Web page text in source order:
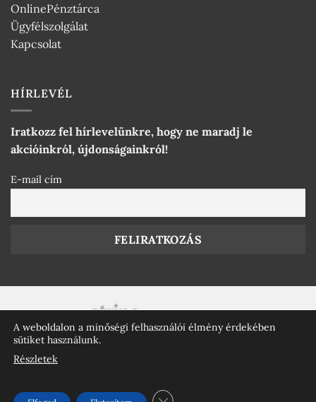
OnlinePénztárca
Ügyfélszolgálat
Kapcsolat
HÍRLEVÉL
Iratkozz fel hírlevelünkre, hogy ne maradj le
akcióinkról, újdonságainkról!
E-mail cím
Az oldalt készítette:
A weboldalon a minőségi felhasználói élmény érdekében
sütiket használunk.
Részletek